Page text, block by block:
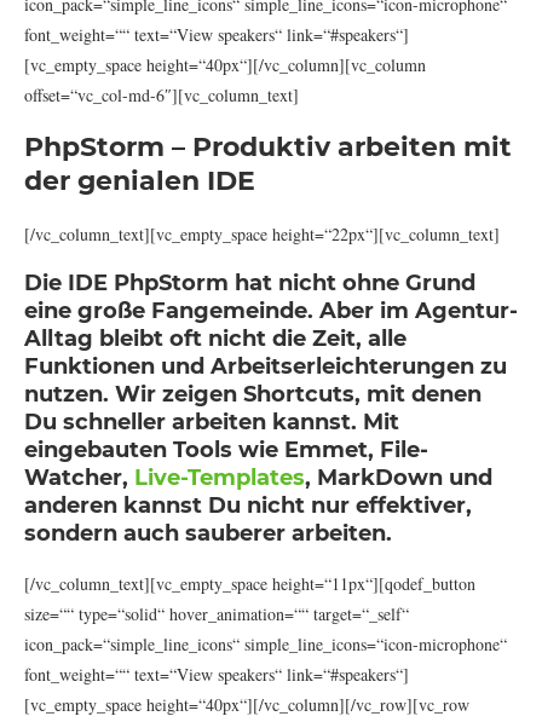
font_weight=““ text=“View speakers“ link=“#speakers“]
[vc_empty_space height=“40px“][/vc_column][vc_column
offset=“vc_col-md-6″][vc_column_text]
PhpStorm – Produktiv arbeiten mit
der genialen IDE
[/vc_column_text][vc_empty_space height=“22px“][vc_column_text]
Die IDE PhpStorm hat nicht ohne Grund
eine große Fangemeinde. Aber im Agentur-
Alltag bleibt oft nicht die Zeit, alle
Funktionen und Arbeitserleichterungen zu
nutzen. Wir zeigen Shortcuts, mit denen
Du schneller arbeiten kannst. Mit
eingebauten Tools wie Emmet, File-
Watcher, Live-Templates, MarkDown und
anderen kannst Du nicht nur effektiver,
sondern auch sauberer arbeiten.
[/vc_column_text][vc_empty_space height=“11px“][qodef_button
size=““ type=“solid“ hover_animation=““ target=“_self“
icon_pack=“simple_line_icons“ simple_line_icons=“icon-microphone“
font_weight=““ text=“View speakers“ link=“#speakers“]
[vc_empty_space height=“40px“][/vc_column][/vc_row][vc_row